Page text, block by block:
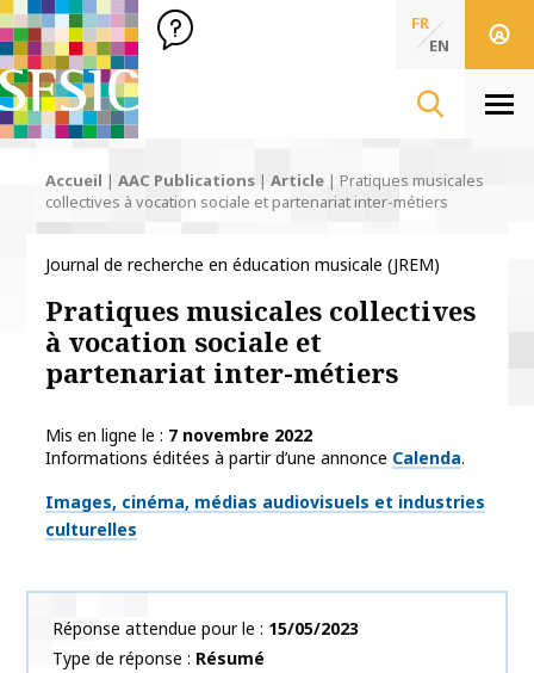
SFSIC Société Française des Sciences de l'Information & de
Société Française des Sciences
de l'Information
FR
EN
Accueil | AAC Publications | Article | Pratiques musicales
collectives à vocation sociale et partenariat inter-métiers
Journal de recherche en éducation musicale (JREM)
Pratiques musicales collectives
à vocation sociale et
partenariat inter-métiers
Mis en ligne le
7 novembre 2022
Informations éditées à partir d’une annonce Calenda.
Thématiques
Images, cinéma, médias audiovisuels et industries
culturelles
Réponse attendue pour le
15/05/2023
Type de réponse
Résumé